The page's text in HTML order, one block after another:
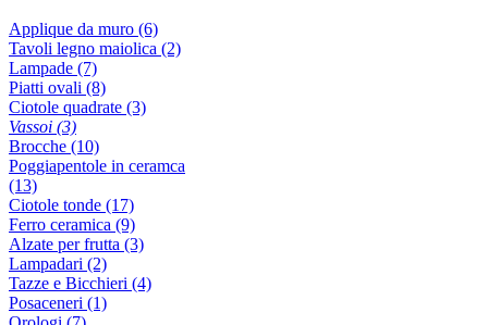
Applique da muro (6)
Tavoli legno maiolica (2)
Lampade (7)
Piatti ovali (8)
Ciotole quadrate (3)
Vassoi (3)
Brocche (10)
Poggiapentole in ceramca
(13)
Ciotole tonde (17)
Ferro ceramica (9)
Alzate per frutta (3)
Lampadari (2)
Tazze e Bicchieri (4)
Posaceneri (1)